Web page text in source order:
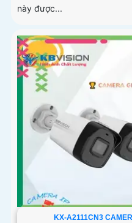
này được...
KX-A2111CN3